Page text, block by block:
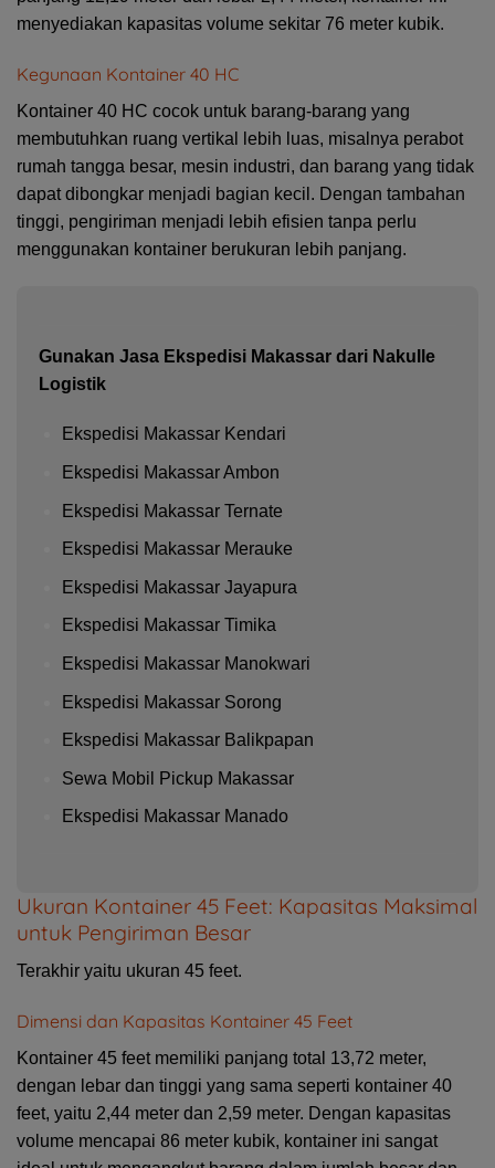
menyediakan kapasitas volume sekitar 76 meter kubik.
Kegunaan Kontainer 40 HC
Kontainer 40 HC cocok untuk barang-barang yang
membutuhkan ruang vertikal lebih luas, misalnya perabot
rumah tangga besar, mesin industri, dan barang yang tidak
dapat dibongkar menjadi bagian kecil. Dengan tambahan
tinggi, pengiriman menjadi lebih efisien tanpa perlu
menggunakan kontainer berukuran lebih panjang.
Gunakan Jasa Ekspedisi Makassar dari Nakulle
Logistik
Ekspedisi Makassar Kendari
Ekspedisi Makassar Ambon
Ekspedisi Makassar Ternate
Ekspedisi Makassar Merauke
Ekspedisi Makassar Jayapura
Ekspedisi Makassar Timika
Ekspedisi Makassar Manokwari
Ekspedisi Makassar Sorong
Ekspedisi Makassar Balikpapan
Sewa Mobil Pickup Makassar
Ekspedisi Makassar Manado
Ukuran Kontainer 45 Feet: Kapasitas Maksimal
untuk Pengiriman Besar
Terakhir yaitu ukuran 45 feet.
Dimensi dan Kapasitas Kontainer 45 Feet
Kontainer 45 feet memiliki panjang total 13,72 meter,
dengan lebar dan tinggi yang sama seperti kontainer 40
feet, yaitu 2,44 meter dan 2,59 meter. Dengan kapasitas
volume mencapai 86 meter kubik, kontainer ini sangat